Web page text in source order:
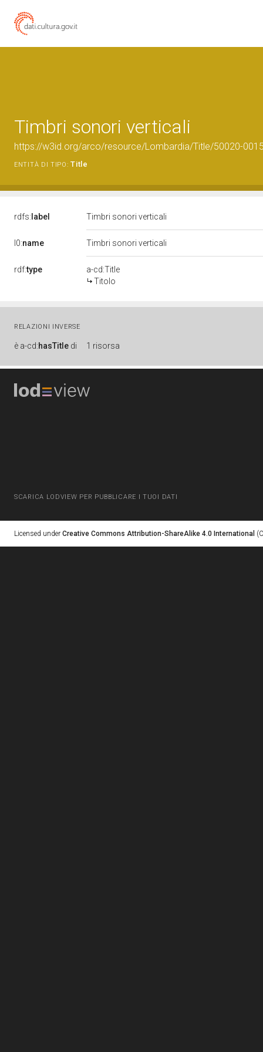
Timbri sonori verticali
https://w3id.org/arco/resource/Lombardia/Title/50020-
ENTITÀ DI TIPO: Title
rdfs: label Timbri sonori verticali
l0:name Timbri sonori verticali
rdf:type
a-cd:Title
Titolo
RELAZIONI INVERSE
è a-cd:hasTitle di 1 risorsa
SCARICA LODVIEW PER PUBBLICARE I TUOI DATI
Licensed under Creative Commons Attribution-ShareAlike 4.0 International